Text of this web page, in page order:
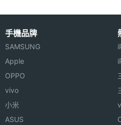
Palm Treo 680 功能特色:
◎ 支援 GSM850 / GSM900
◎ 採用 Palm OS 5.4.9 作業
◎ 具備 QWERTY 鍵盤
◎ 內建 Intel PXA270,
主螢幕
材質
主螢幕
色彩
連接與應用
手機品牌
SAMSUNG
Apple
OPPO
vivo
小米
ASUS